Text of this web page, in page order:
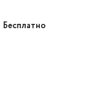
Бесплатно